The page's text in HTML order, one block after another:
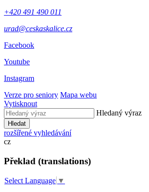
+420 491 490 011
urad@ceskaskalice.cz
Facebook
Youtube
Instagram
Verze pro seniory Mapa webu
Vytisknout
Hledaný výraz
Hledat
rozšířené vyhledávání
cz
Překlad (translations)
Select Language ▼